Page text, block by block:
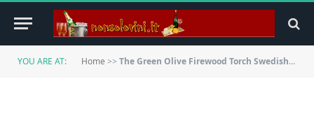
YOU ARE AT: Home >> The Green Olive Firewood Torch Swedish Eco-Torcia Grande, Naturale, 1